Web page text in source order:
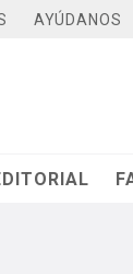
AYÚDANOS